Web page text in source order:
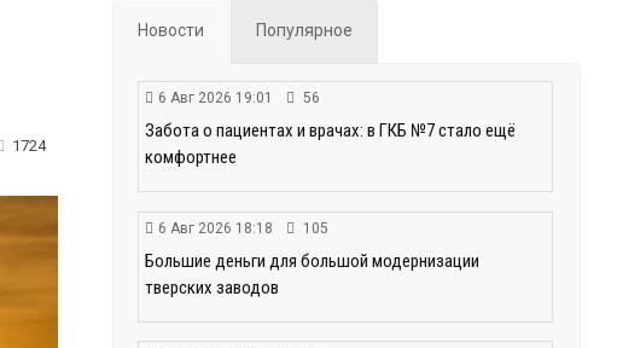
1724
Новости Популярное
6 Авг 2026 19:01 56
Забота о пациентах и врачах: в ГКБ №7 стало ещё
комфортнее
6 Авг 2026 18:18 105
Большие деньги для большой модернизации
тверских заводов